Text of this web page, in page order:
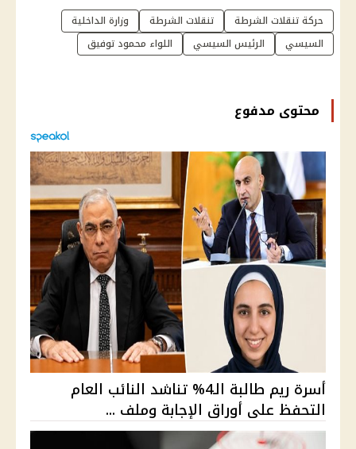
حركة تنقلات الشرطة تنقلات الشرطة
وزارة الداخلية
السيسي
الرئيس السيسي اللواء محمود توفيق
محتوى مدفوع
أسرة ريم طالبة الـ4% تناشد النائب العام
التحفظ على أوراق الإجابة وملف ...